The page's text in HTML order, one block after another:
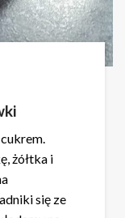
żółtka i
się ze